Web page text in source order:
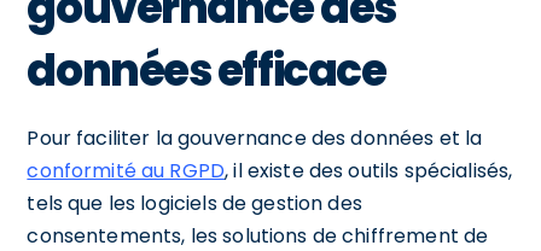
données efficace
Pour faciliter la gouvernance des données et la
conformité au RGPD, il existe des outils spécialisés,
tels que les logiciels de gestion des
consentements, les solutions de chiffrement de